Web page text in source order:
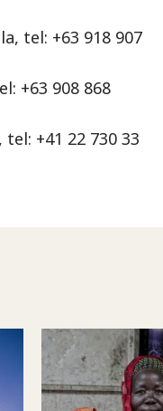
tel: +63 918 907
+63 908 868
+41 22 730 33